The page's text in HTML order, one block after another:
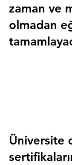
zaman ve
olmadan
Üniversite